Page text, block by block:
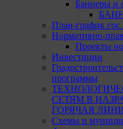
Баннеры и
План-график
Нормативно-
Проекты
Инвестиции
программы
СЕТЯМ В
ГОРЯЧАЯ
Схемы и